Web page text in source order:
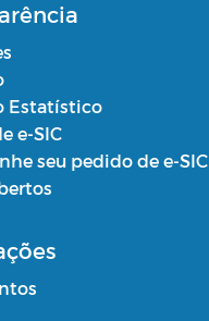
Estatístico
e-SIC
seu pedido de e-SIC